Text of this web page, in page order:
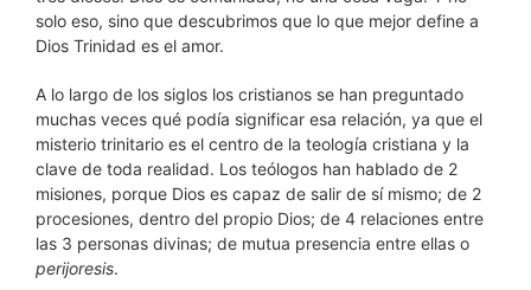
solo eso, sino que descubrimos que lo que mejor define a
Dios Trinidad es el amor.
A lo largo de los siglos los cristianos se han preguntado
muchas veces qué podía significar esa relación, ya que el
misterio trinitario es el centro de la teología cristiana y la
clave de toda realidad. Los teólogos han hablado de 2
misiones, porque Dios es capaz de salir de sí mismo; de 2
procesiones, dentro del propio Dios; de 4 relaciones entre
las 3 personas divinas; de mutua presencia entre ellas o
perijoresis.